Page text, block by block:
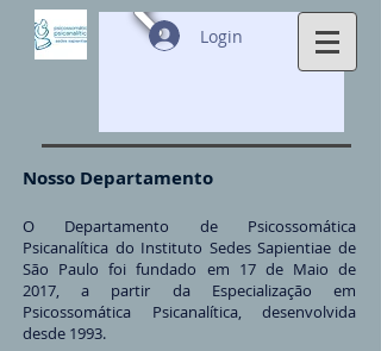
Login
Nosso Departamento
O Departamento de Psicossomática
Psicanalítica do Instituto Sedes Sapientiae de
São Paulo foi fundado em 17 de Maio de
2017, a partir da Especialização em
Psicossomática Psicanalítica, desenvolvida
desde 1993.